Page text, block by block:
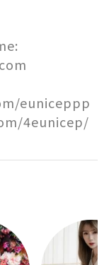
euniceppp
4eunicep/